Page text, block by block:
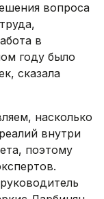
вопроса
в
году было
сказала
насколько
внутри
поэтому